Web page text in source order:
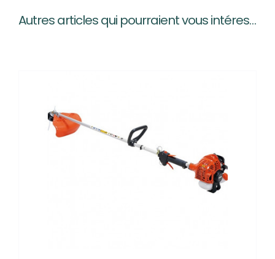
était :
est :
Autres articles qui pourraient vous intéresser…